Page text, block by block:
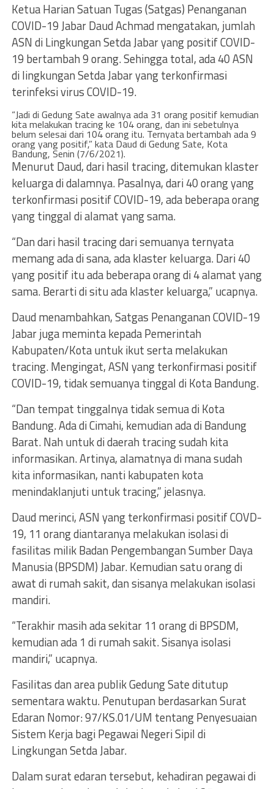
Ketua Harian Satuan Tugas (Satgas) Penanganan
COVID-19 Jabar Daud Achmad mengatakan, jumlah
ASN di Lingkungan Setda Jabar yang positif COVID-
19 bertambah 9 orang. Sehingga total, ada 40 ASN
di lingkungan Setda Jabar yang terkonfirmasi
terinfeksi virus COVID-19.
“Jadi di Gedung Sate awalnya ada 31 orang positif kemudian
kita melakukan tracing ke 104 orang, dan ini sebetulnya
belum selesai dari 104 orang itu. Ternyata bertambah ada 9
orang yang positif,” kata Daud di Gedung Sate, Kota
Bandung, Senin (7/6/2021).
Menurut Daud, dari hasil tracing, ditemukan klaster
keluarga di dalamnya. Pasalnya, dari 40 orang yang
terkonfirmasi positif COVID-19, ada beberapa orang
yang tinggal di alamat yang sama.
“Dan dari hasil tracing dari semuanya ternyata
memang ada di sana, ada klaster keluarga. Dari 40
yang positif itu ada beberapa orang di 4 alamat yang
sama. Berarti di situ ada klaster keluarga,” ucapnya.
Daud menambahkan, Satgas Penanganan COVID-19
Jabar juga meminta kepada Pemerintah
Kabupaten/Kota untuk ikut serta melakukan
tracing. Mengingat, ASN yang terkonfirmasi positif
COVID-19, tidak semuanya tinggal di Kota Bandung.
“Dan tempat tinggalnya tidak semua di Kota
Bandung. Ada di Cimahi, kemudian ada di Bandung
Barat. Nah untuk di daerah tracing sudah kita
informasikan. Artinya, alamatnya di mana sudah
kita informasikan, nanti kabupaten kota
menindaklanjuti untuk tracing,” jelasnya.
Daud merinci, ASN yang terkonfirmasi positif COVD-
19, 11 orang diantaranya melakukan isolasi di
fasilitas milik Badan Pengembangan Sumber Daya
Manusia (BPSDM) Jabar. Kemudian satu orang di
awat di rumah sakit, dan sisanya melakukan isolasi
mandiri.
“Terakhir masih ada sekitar 11 orang di BPSDM,
kemudian ada 1 di rumah sakit. Sisanya isolasi
mandiri,” ucapnya.
Fasilitas dan area publik Gedung Sate ditutup
sementara waktu. Penutupan berdasarkan Surat
Edaran Nomor: 97/KS.01/UM tentang Penyesuaian
Sistem Kerja bagi Pegawai Negeri Sipil di
Lingkungan Setda Jabar.
Dalam surat edaran tersebut, kehadiran pegawai di